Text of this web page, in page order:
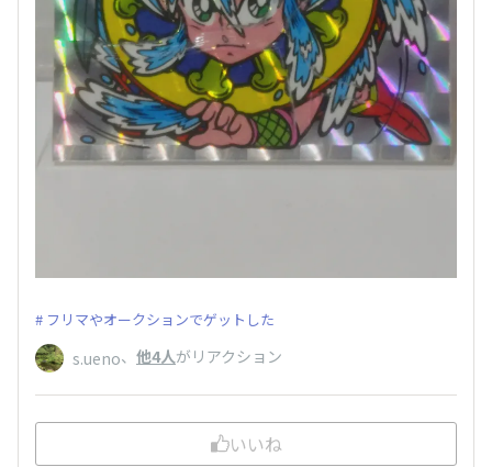
フリマやオークションでゲットした
s.ueno、 他4人がリアクション
いいね